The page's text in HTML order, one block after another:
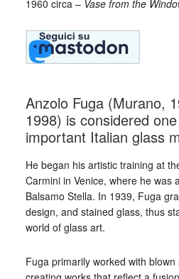
1960 circa – Vase from the
Anzolo Fuga (Murano,
1998) is considered
important Italian glass
He began his artistic training at
Carmini in Venice, where he was
Balsamo Stella. In 1939, Fuga
design, and stained glass, thus
world of glass art.
Fuga primarily worked with